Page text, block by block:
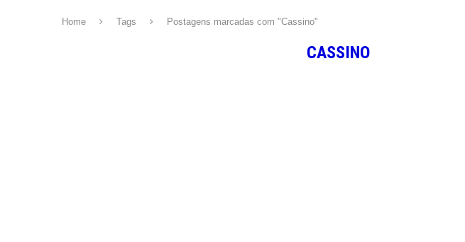
Home Tags Postagens marcadas com "Cassino"
CASSINO